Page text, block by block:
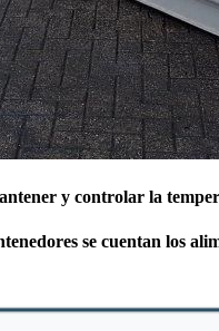
y controlar la
se cuentan los